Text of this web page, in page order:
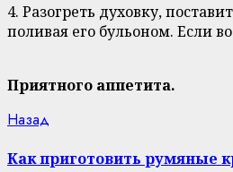
4. Разогреть духовку,
поливая его бульоном. Если
Приятного аппетита.
Continue
Reading
Назад
Как приготовить румяные